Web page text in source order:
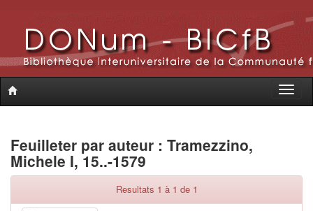
Toggle
Feuilleter par auteur : Tramezzino,
Michele I, 15..-1579
Resultats 1 à 1 de 1